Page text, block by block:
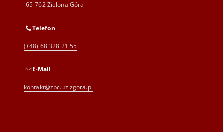
65-762 Zielona Góra
Telefon
(+48) 68 328 21 55
E-Mail
kontakt@zbc.uz.zgora.pl